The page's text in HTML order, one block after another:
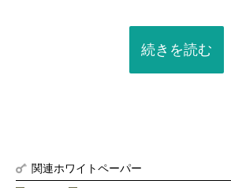
続きを読む
関連ホワイトペーパー